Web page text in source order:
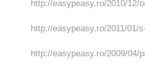
http://easypeasy.ro/2010/12/
http://easypeasy.ro/2011/01/
http://easypeasy.ro/2009/04/